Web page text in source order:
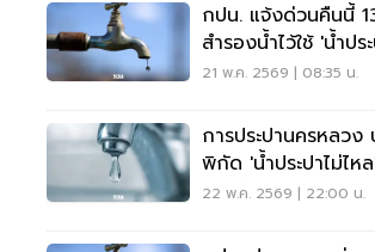
กปน. แจ้งด่วนคืนนี้
สำรองน้ำไว้ใช้ 'น้ำปร
ทุ่ม- 9 โมงเช้า
21 พ.ค. 2569 | 08:35 น.
การประปานครหลวง
พิกัด 'น้ำประปาไม่ไ
พ.ค.นี้
22 พ.ค. 2569 | 22:00 น.